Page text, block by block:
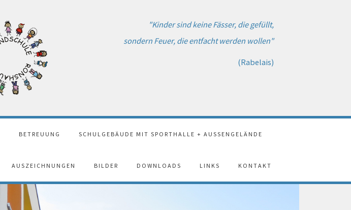
"Kinder sind keine Fässer, die gefüllt,
sondern Feuer, die entfacht werden wollen"
(Rabelais)
BETREUUNG SCHULGEBÄUDE MIT SPORTHALLE + AUSSENGELÄNDE
AUSZEICHNUNGEN BILDER DOWNLOADS LINKS KONTAKT